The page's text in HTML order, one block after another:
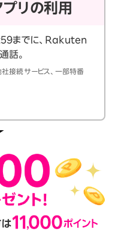
リの利用
までに、Rakuten
話。
接続サービス、一部特番